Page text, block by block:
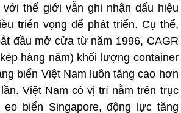
với thế giới vẫn ghi nhận dấu hiệu
triển vọng để phát triển. Cụ thể,
đầu mở cửa từ năm 1996, CAGR
hàng năm) khối lượng container
biển Việt Nam luôn tăng cao hơn
Việt Nam có vị trí nằm trên trục
biển Singapore, động lực tăng